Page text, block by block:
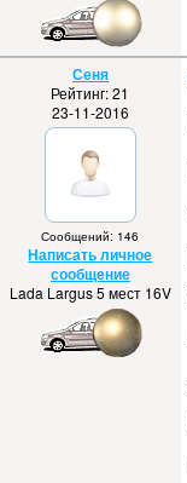
Сеня
Рейтинг: 21
23-11-2016
Сообщений: 146
Написать личное
сообщение
Lada Largus 5 мест 16V